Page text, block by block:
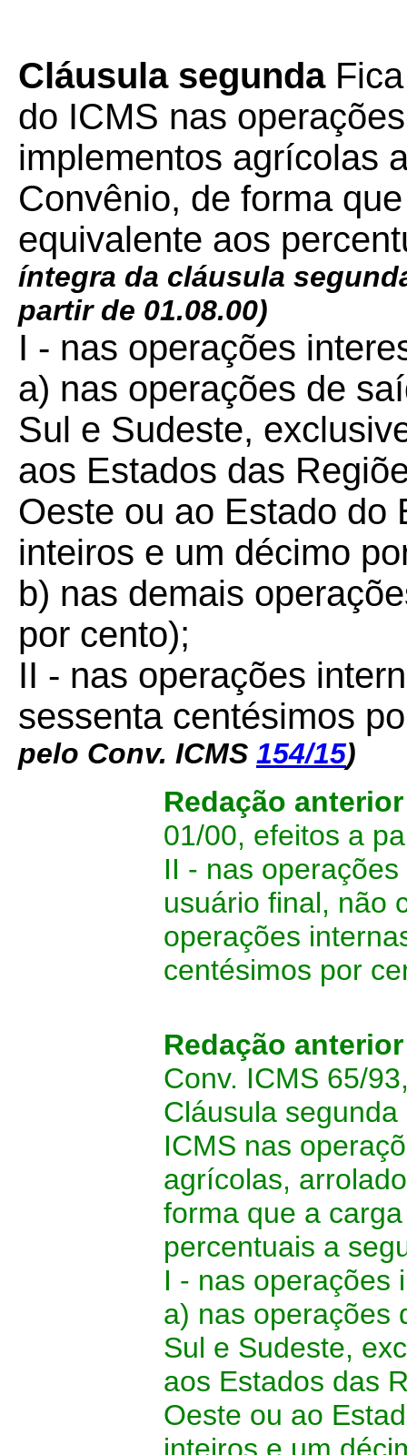
Cláusula segundaFica
do ICMS nas
implementos agrícolas
Convênio, de forma
equivalente aos
íntegra da cláusula
partir de 01.08.00)
I - nas operações
a) nas operações de
Sul e Sudeste,
aos Estados das
Oeste ou ao Estado do
inteiros e um décimo
b) nas demais
por cento);
II - nas operações
sessenta centésimos
pelo Conv. ICMS 154/15)
Redação
01/00, efeitos a
II - nas
usuário final, não
operações
centésimos por
Redação anterior
Conv. ICMS 65/
Cláusula
ICMS nas
agrícolas,
forma que a
percentuais a
I - nas operações
a) nas operações
Sul e Sudeste,
aos Estados das
Oeste ou ao